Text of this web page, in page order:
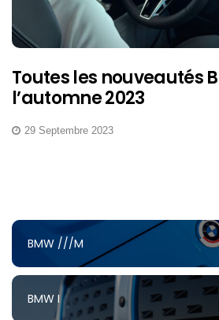
Toutes les nouveautés
l’automne 2023
29 Septembre 2023
BMW ///M
BMW I